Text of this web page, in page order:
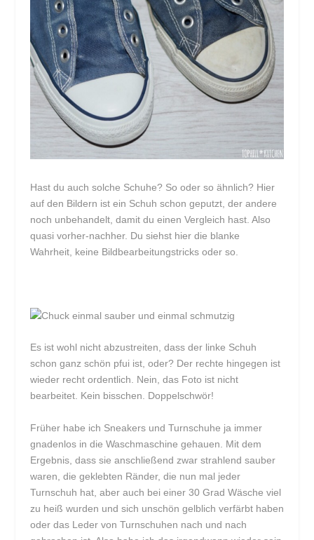
Hast du auch solche Schuhe? So oder so ähnlich? Hier
auf den Bildern ist ein Schuh schon geputzt, der andere
noch unbehandelt, damit du einen Vergleich hast. Also
quasi vorher-nachher. Du siehst hier die blanke
Wahrheit, keine Bildbearbeitungstricks oder so.
Es ist wohl nicht abzustreiten, dass der linke Schuh
schon ganz schön pfui ist, oder? Der rechte hingegen ist
wieder recht ordentlich. Nein, das Foto ist nicht
bearbeitet. Kein bisschen. Doppelschwör!
Früher habe ich Sneakers und Turnschuhe ja immer
gnadenlos in die Waschmaschine gehauen. Mit dem
Ergebnis, dass sie anschließend zwar strahlend sauber
waren, die geklebten Ränder, die nun mal jeder
Turnschuh hat, aber auch bei einer 30 Grad Wäsche viel
zu heiß wurden und sich unschön gelblich verfärbt haben
oder das Leder von Turnschuhen nach und nach